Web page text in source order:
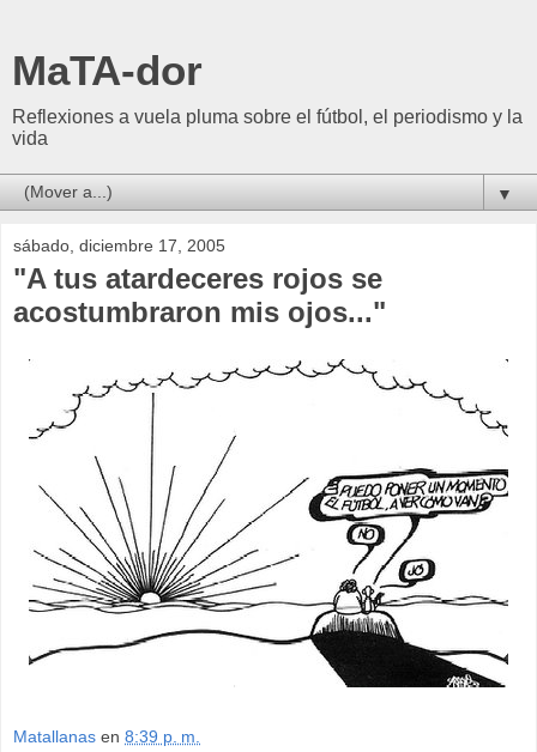
MaTA-dor
Reflexiones a vuela pluma sobre el fútbol, el periodismo y la
vida
▼
sábado, diciembre 17, 2005
"A tus atardeceres rojos se
acostumbraron mis ojos..."
Matallanas en 8:39 p. m.